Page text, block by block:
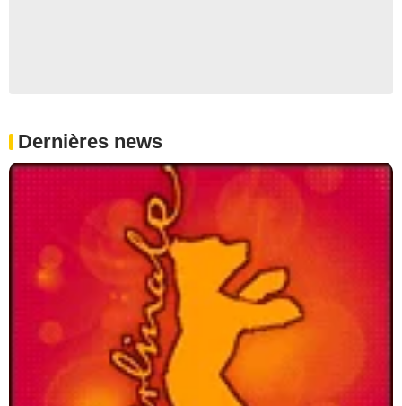
Dernières news